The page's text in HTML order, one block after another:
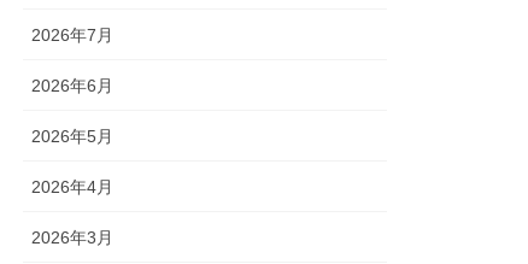
2026年7月
2026年6月
2026年5月
2026年4月
2026年3月